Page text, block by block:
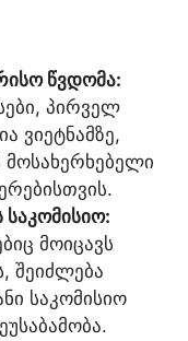
წვდომა:
პირველ
ვიეტნამზე,
მოიცავს
შეიძლება
საკომისიო